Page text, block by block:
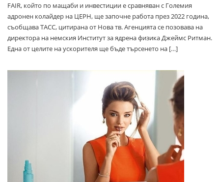
FAIR, който по мащаби и инвестиции е сравняван с Големия
адронен колайдер на ЦЕРН, ще започне работа през 2022 година,
съобщава ТАСС, цитирана от Нова тв. Агенцията се позовава на
директора на немския Институт за ядрена физика Джеймс Ритман.
Една от целите на ускорителя ще бъде търсенето на […]